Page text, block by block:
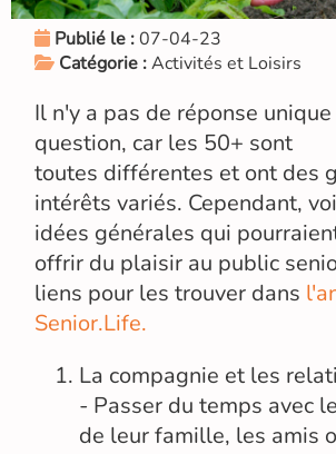
Publié le : 07-04-23
Catégorie : Activités et Loisirs
Il n'y a pas de réponse
question, car les 50+ sont
toutes différentes et ont des
intérêts variés. Cependant,
idées générales qui
offrir du plaisir au public
liens pour les trouver dans
Senior.Life.
La compagnie et les
- Passer du temps avec
de leur famille, les amis